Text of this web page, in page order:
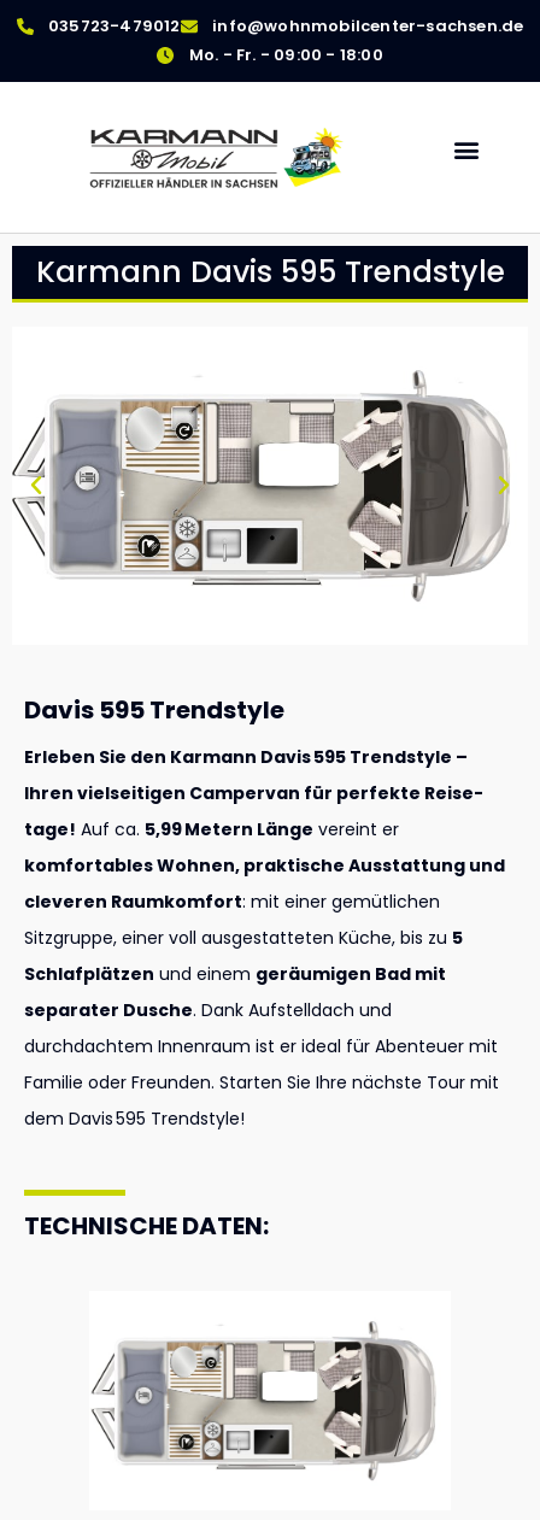
035723-479012
info@wohnmobilcenter-sachsen.de
Mo. - Fr. - 09:00 - 18:00
Karmann Davis 595 Trendstyle
Davis 595 Trendstyle
Erleben Sie den Karmann Davis 595 Trendstyle –
Ihren vielseitigen Campervan für perfekte Reise­
tage! Auf ca. 5,99 Metern Länge vereint er
komfortables Wohnen, praktische Ausstattung und
cleveren Raum­komfort: mit einer gemütlichen
Sitzgruppe, einer voll ausgestatteten Küche, bis zu 5
Schlafplätzen und einem geräumigen Bad mit
separater Dusche. Dank Aufstelldach und
durchdachtem Innenraum ist er ideal für Abenteuer mit
Familie oder Freunden. Starten Sie Ihre nächste Tour mit
dem Davis 595 Trendstyle!
TECHNISCHE DATEN: